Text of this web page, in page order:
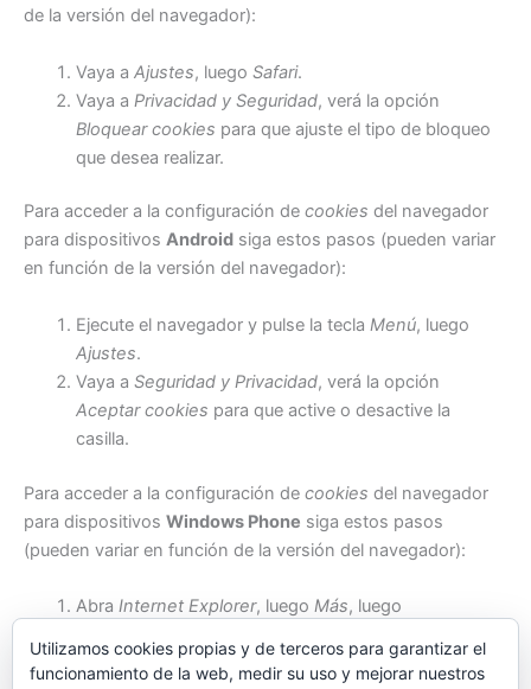
de la versión del navegador):
Vaya a Ajustes, luego Safari.
Vaya a Privacidad y Seguridad, verá la opción
Bloquear cookies para que ajuste el tipo de bloqueo
que desea realizar.
Para acceder a la configuración de cookies del navegador
para dispositivos Android siga estos pasos (pueden variar
en función de la versión del navegador):
Ejecute el navegador y pulse la tecla Menú, luego
Ajustes.
Vaya a Seguridad y Privacidad, verá la opción
Aceptar cookies para que active o desactive la
casilla.
Para acceder a la configuración de cookies del navegador
para dispositivos Windows Phone siga estos pasos
(pueden variar en función de la versión del navegador):
Abra Internet Explorer, luego Más, luego
Ahora puede activar o desactivar la casilla
Permitir
Utilizamos cookies propias y de terceros para garantizar el
funcionamiento de la web, medir su uso y mejorar nuestros